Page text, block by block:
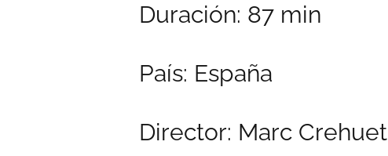
Duración: 87 min
País: España
Director: Marc Crehuet